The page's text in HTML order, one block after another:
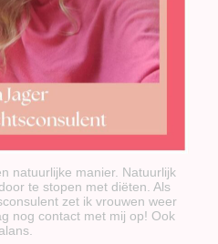
natuurlijke manier. Natuurlijk
te stopen met diëten. Als
zet ik vrouwen weer
nog contact met mij op! Ook